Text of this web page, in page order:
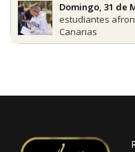
Domingo, 31 de
estudiantes
Canarias